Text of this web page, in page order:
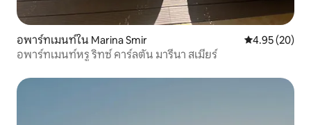
อพาร์ทเมนท์ใน Marina Smir คะแนนเฉลี่ย
4.95 (20)
อพาร์ทเมนท์หรู ริทซ์ คาร์ลตัน มารีนา สเมียร์